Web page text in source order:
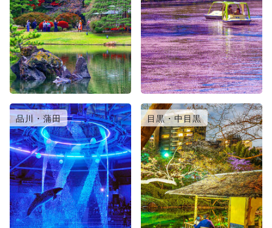
品川・蒲田 目黒・中目黒